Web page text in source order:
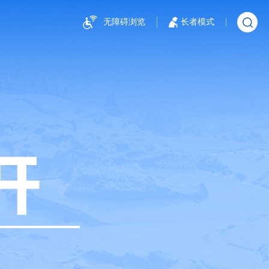
无障碍浏览 长者模式